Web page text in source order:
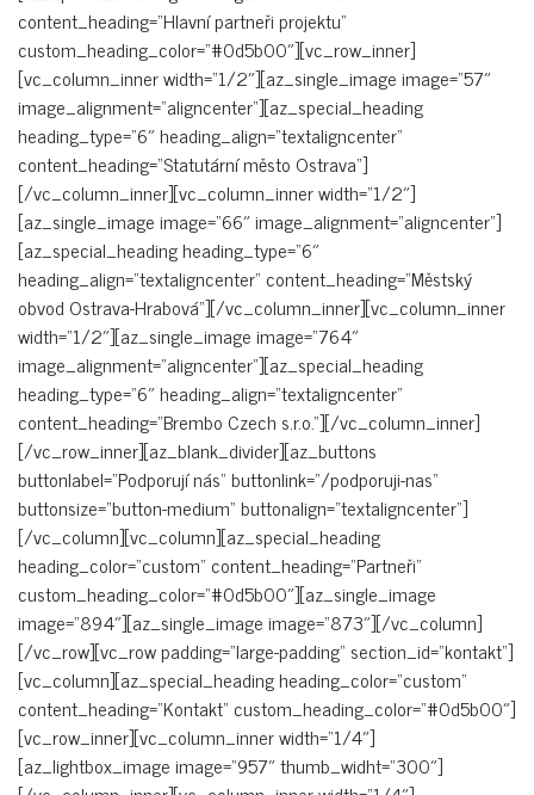
content_heading=“Hlavní partneři projektu“
custom_heading_color=“#0d5b00″][vc_row_inner]
[vc_column_inner width=“1/2″][az_single_image image=“57″
image_alignment=“aligncenter“][az_special_heading
heading_type=“6″ heading_align=“textaligncenter“
content_heading=“Statutární město Ostrava“]
[/vc_column_inner][vc_column_inner width=“1/2″]
[az_single_image image=“66″ image_alignment=“aligncenter“]
[az_special_heading heading_type=“6″
heading_align=“textaligncenter“ content_heading=“Městský
obvod Ostrava-Hrabová“][/vc_column_inner][vc_column_inner
width=“1/2″][az_single_image image=“764″
image_alignment=“aligncenter“][az_special_heading
heading_type=“6″ heading_align=“textaligncenter“
content_heading=“Brembo Czech s.r.o.“][/vc_column_inner]
[/vc_row_inner][az_blank_divider][az_buttons
buttonlabel=“Podporují nás“ buttonlink=“/podporuji-nas“
buttonsize=“button-medium“ buttonalign=“textaligncenter“]
[/vc_column][vc_column][az_special_heading
heading_color=“custom“ content_heading=“Partneři“
custom_heading_color=“#0d5b00″][az_single_image
image=“894″][az_single_image image=“873″][/vc_column]
[/vc_row][vc_row padding=“large-padding“ section_id=“kontakt“]
[vc_column][az_special_heading heading_color=“custom“
content_heading=“Kontakt“ custom_heading_color=“#0d5b00″]
[vc_row_inner][vc_column_inner width=“1/4″]
[az_lightbox_image image=“957″ thumb_widht=“300″]